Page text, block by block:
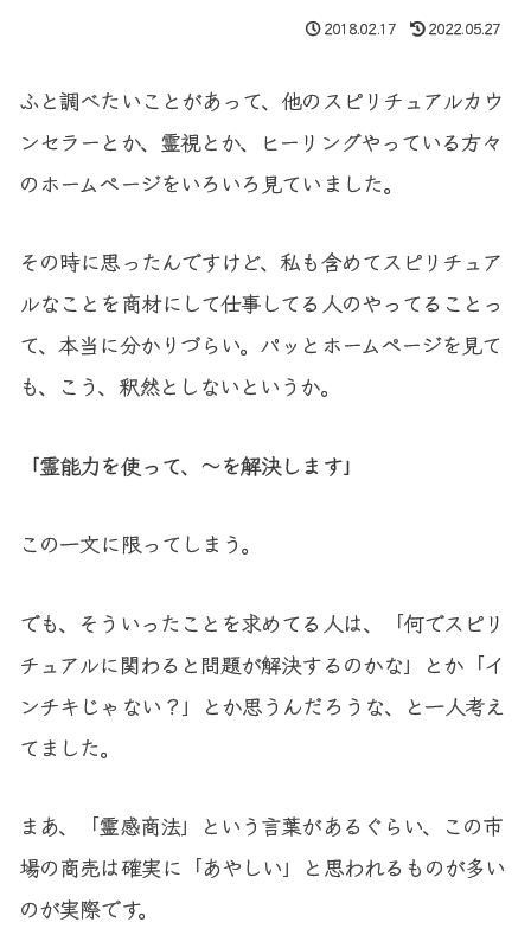
2018.02.17 2022.05.27
ふと調べたいことがあって、他のスピリチュアルカウ
ンセラーとか、霊視とか、ヒーリングやっている方々
のホームページをいろいろ見ていました。
その時に思ったんですけど、私も含めてスピリチュア
ルなことを商材にして仕事してる人のやってることっ
て、本当に分かりづらい。パッとホームページを見て
も、こう、釈然としないというか。
「霊能力を使って、〜を解決します」
この一文に限ってしまう。
でも、そういったことを求めてる人は、「何でスピリ
チュアルに関わると問題が解決するのかな」とか「イ
ンチキじゃない？」とか思うんだろうな、と一人考え
てました。
まあ、「霊感商法」という言葉があるぐらい、この市
場の商売は確実に「あやしい」と思われるものが多い
のが実際です。